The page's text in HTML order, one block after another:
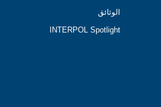
الوثائق
INTERPOL Spotlight